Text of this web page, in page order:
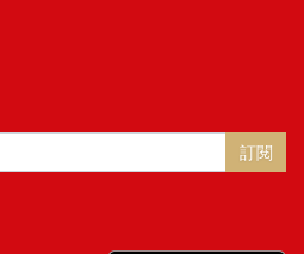
訂閱